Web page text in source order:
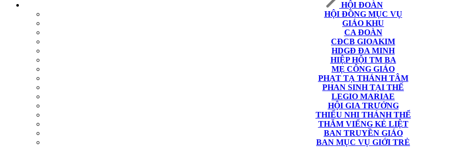
HỘI ĐOÀN
HỘI ĐỒNG MỤC VỤ
GIÁO KHU
CA ĐOÀN
CĐCB GIOAKIM
HDGĐ ĐA MINH
HIỆP HỘI TM BA
MẸ CÔNG GIÁO
PHẠT TẠ THÁNH TÂM
PHAN SINH TẠI THẾ
LEGIO MARIAE
HỘI GIA TRƯỞNG
THIẾU NHI THÁNH THỂ
THĂM VIẾNG KẺ LIỆT
BAN TRUYỀN GIÁO
BAN MỤC VỤ GIỚI TRẺ